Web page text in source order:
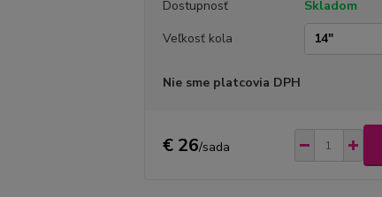
Dostupnosť
Skladom
Veľkosť kola
Nie sme platcovia DPH
€ 26/sada